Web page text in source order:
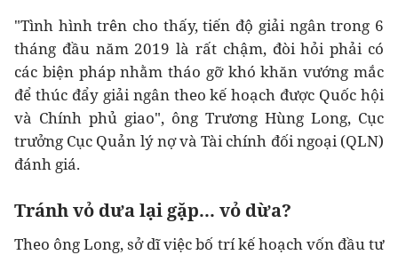
"Tình hình trên cho thấy, tiến độ giải ngân trong 6
tháng đầu năm 2019 là rất chậm, đòi hỏi phải có
các biện pháp nhằm tháo gỡ khó khăn vướng mắc
để thúc đẩy giải ngân theo kế hoạch được Quốc hội
và Chính phủ giao", ông Trương Hùng Long, Cục
trưởng Cục Quản lý nợ và Tài chính đối ngoại (QLN)
đánh giá.
Tránh vỏ dưa lại gặp... vỏ dừa?
Theo ông Long, sở dĩ việc bố trí kế hoạch vốn đầu tư